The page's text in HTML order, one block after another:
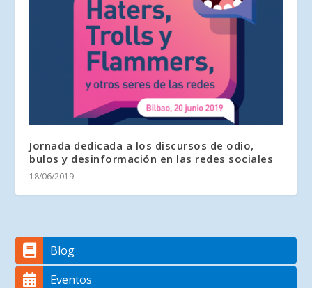
Jornada dedicada a los discursos de odio,
bulos y desinformación en las redes sociales
18/06/2019
Blog
Eventos